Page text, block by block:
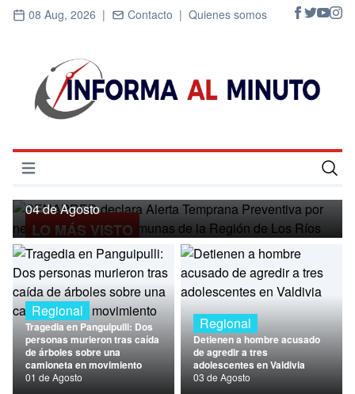
08 Aug, 2026 | Contacto | Quienes somos
Abrir menú
Inicio
Cultura
Deportes
Economía
Entrevistas
Nacional
LO MÁS VISTO
Regional
SENAPRED declara Alerta Temprana
Preventiva por nevadas para ocho
04 de Agosto
Regional
Tragedia en Panguipulli: Dos
personas murieron tras caída
de árboles sobre una
camioneta en movimiento
01 de Agosto
Regional
Detienen a hombre acusado
de agredir a tres
adolescentes en Valdivia
03 de Agosto